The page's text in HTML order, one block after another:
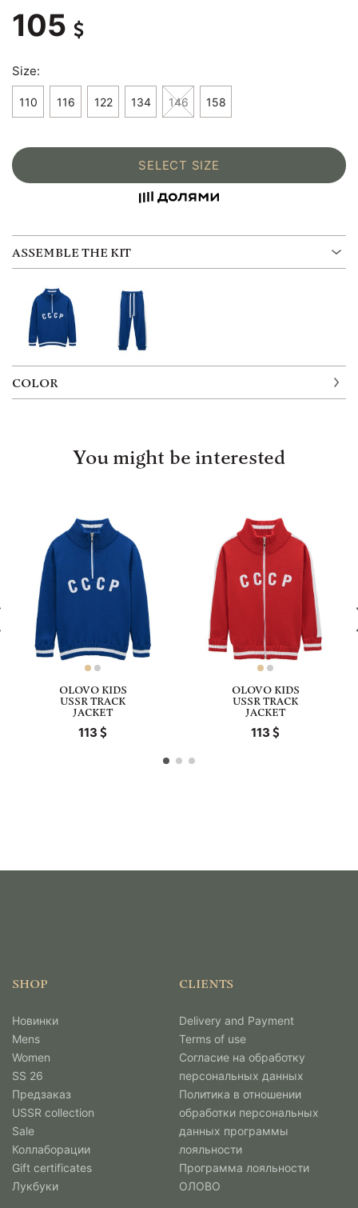
105
Size:
110 116 122 134 146 158
SELECT SIZE
ASSEMBLE THE KIT
COLOR
You might be interested
OLOVO KIDS
USSR TRACK
JACKET
113
OLOVO KIDS
USSR TRACK
JACKET
113
SHOP
Новинки
Mens
Women
SS 26
Предзаказ
USSR collection
Sale
Коллаборации
Gift certificates
Лукбуки
CLIENTS
Delivery and Payment
Terms of use
Согласие на обработку
персональных данных
Политика в отношении
обработки персональных
данных программы
лояльности
Программа лояльности
ОЛОВО